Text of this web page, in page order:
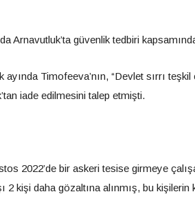
Arnavutluk’ta güvenlik tedbiri
ayında Timofeeva’nın, “Devlet sırrı
iade edilmesini talep etmişti.
2022’de bir askeri tesise girmeye
2 kişi daha gözaltına alınmış, bu